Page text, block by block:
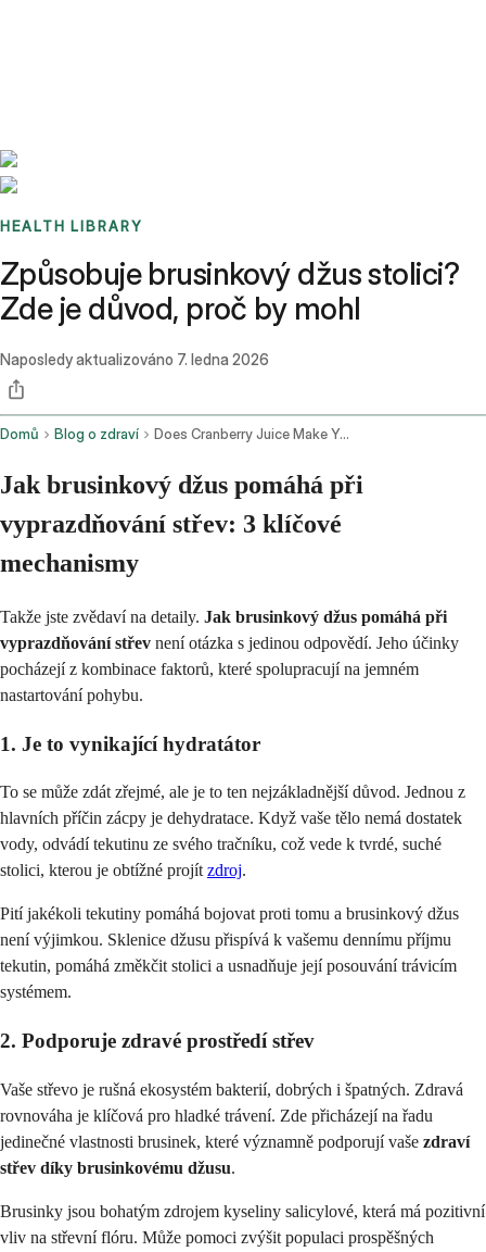
HEALTH LIBRARY
Způsobuje brusinkový džus stolici?
Zde je důvod, proč by mohl
Naposledy aktualizováno 7. ledna 2026
Domů Blog o zdraví Does Cranberry Juice Make You Poop
Jak brusinkový džus pomáhá při
vyprazdňování střev: 3 klíčové
mechanismy
Takže jste zvědaví na detaily. Jak brusinkový džus pomáhá při
vyprazdňování střev není otázka s jedinou odpovědí. Jeho účinky
pocházejí z kombinace faktorů, které spolupracují na jemném
nastartování pohybu.
1. Je to vynikající hydratátor
To se může zdát zřejmé, ale je to ten nejzákladnější důvod. Jednou z
hlavních příčin zácpy je dehydratace. Když vaše tělo nemá dostatek
vody, odvádí tekutinu ze svého tračníku, což vede k tvrdé, suché
stolici, kterou je obtížné projít zdroj.
Pití jakékoli tekutiny pomáhá bojovat proti tomu a brusinkový džus
není výjimkou. Sklenice džusu přispívá k vašemu dennímu příjmu
tekutin, pomáhá změkčit stolici a usnadňuje její posouvání trávicím
systémem.
2. Podporuje zdravé prostředí střev
Vaše střevo je rušná ekosystém bakterií, dobrých i špatných. Zdravá
rovnováha je klíčová pro hladké trávení. Zde přicházejí na řadu
jedinečné vlastnosti brusinek, které významně podporují vaše zdraví
střev díky brusinkovému džusu.
Brusinky jsou bohatým zdrojem kyseliny salicylové, která má pozitivní
vliv na střevní flóru. Může pomoci zvýšit populaci prospěšných